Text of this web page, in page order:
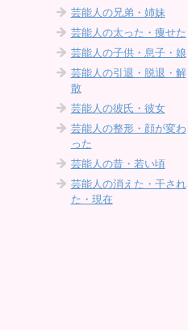
芸能人の兄弟・姉妹
芸能人の太った・痩せた
芸能人の子供・息子・娘
芸能人の引退・脱退・解
散
芸能人の彼氏・彼女
芸能人の整形・顔が変わ
った
芸能人の昔・若い頃
芸能人の消えた・干され
た・現在